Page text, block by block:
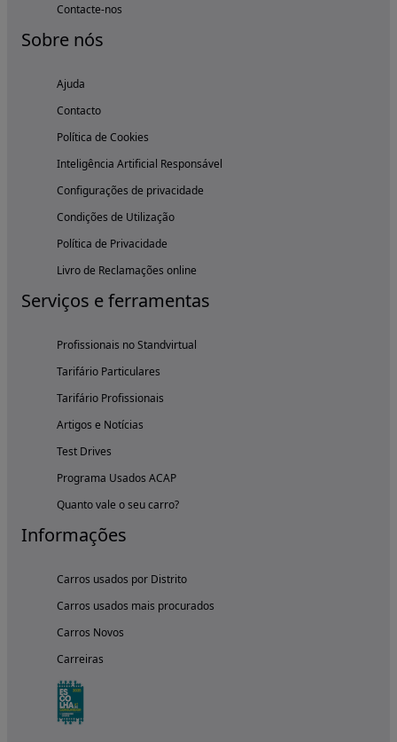
Contacte-nos
Sobre nós
Ajuda
Contacto
Política de Cookies
Inteligência Artificial Responsável
Configurações de privacidade
Condições de Utilização
Política de Privacidade
Livro de Reclamações online
Serviços e ferramentas
Profissionais no Standvirtual
Tarifário Particulares
Tarifário Profissionais
Artigos e Notícias
Test Drives
Programa Usados ACAP
Quanto vale o seu carro?
Informações
Carros usados por Distrito
Carros usados mais procurados
Carros Novos
Carreiras